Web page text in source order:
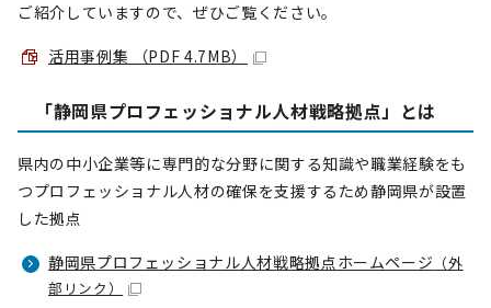
ご紹介していますので、ぜひご覧ください。
活用事例集 （PDF 4.7MB）
「静岡県プロフェッショナル人材戦略拠点」とは
県内の中小企業等に専門的な分野に関する知識や職業経験をも
つプロフェッショナル人材の確保を支援するため静岡県が設置
した拠点
静岡県プロフェッショナル人材戦略拠点ホームページ （外
部リンク）